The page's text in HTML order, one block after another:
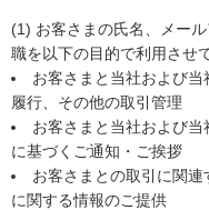
(1) お客さまの氏名、メー
職を以下の目的で利用させ
お客さまと当社および当
履行、その他の取引管理
お客さまと当社および
に基づくご通知・ご挨拶
お客さまとの取引に関
に関する情報のご提供